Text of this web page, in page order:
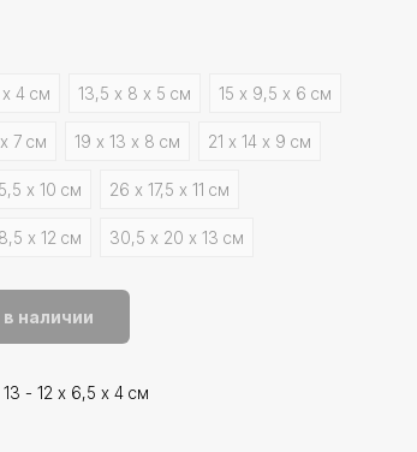
4 см
13,5 х 8 х 5 см 15 х 9,5 х 6 см
х 7 см 19 х 13 х 8 см 21 х 14 х 9 см
х 10 см 26 х 17,5 х 11 см
х 12 см 30,5 х 20 х 13 см
наличии
- 12 х 6,5 х 4 см